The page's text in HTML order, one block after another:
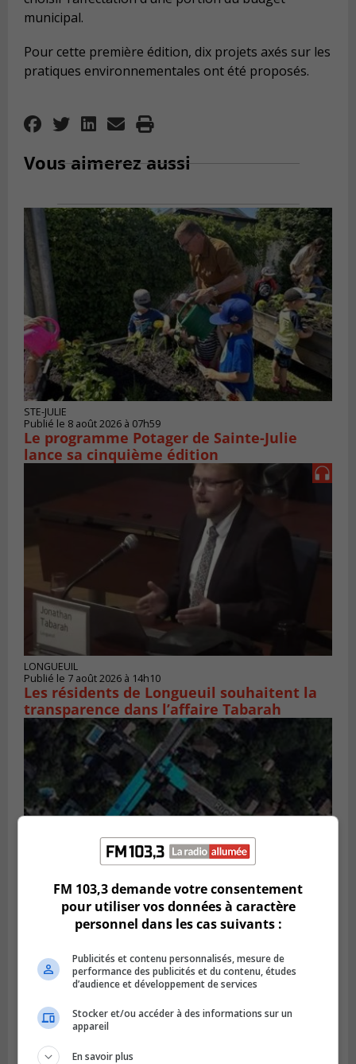
municipal.
Pour cette première édition, dix projets axés sur les
pratiques environnementales ont été proposés.
Vous aimerez aussi
STE-JULIE
Publié le 8 août 2026 à 07h59
Le programme Potager de Sainte-Julie
lance sa cinquième édition
LONGUEUIL
Publié le 7 août 2026 à 14h10
Les résidents de Longueuil souhaitent la
transparence dans l’affaire Tabarah
GREENFIELD PARK
Publié le 6 août 2026 à 13h45
fortes
pluies
FM 103,3 demande votre consentement
pour utiliser vos données à caractère
personnel dans les cas suivants :
Publicités et contenu personnalisés, mesure de
performance des publicités et du contenu, études
d’audience et développement de services
Stocker et/ou accéder à des informations sur un
appareil
En savoir plus